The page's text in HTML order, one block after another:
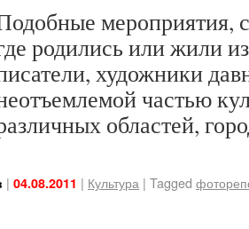
мероприятия,
родились или жили
художники
частью
областей,
| 04.08.2011 | Культура | Tagged